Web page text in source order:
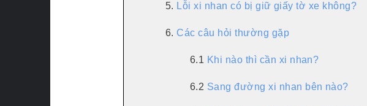
5. Lỗi xi nhan có bị giữ giấy tờ xe không?
6. Các câu hỏi thường gặp
6.1 Khi nào thì cần xi nhan?
6.2 Sang đường xi nhan bên nào?